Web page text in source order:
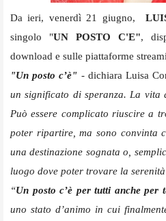
Da ieri, venerdì 21 giugno,
singolo "UN POSTO C'E",
download e sulle piattaforme
"Un posto c’è" - dichiara Luisa
un significato di speranza. La vita
Può essere complicato riuscire a
poter ripartire, ma sono convinta
una destinazione sognata o,
luogo dove poter trovare la
“Un posto c’è per tutti anche per
uno stato d’animo in cui